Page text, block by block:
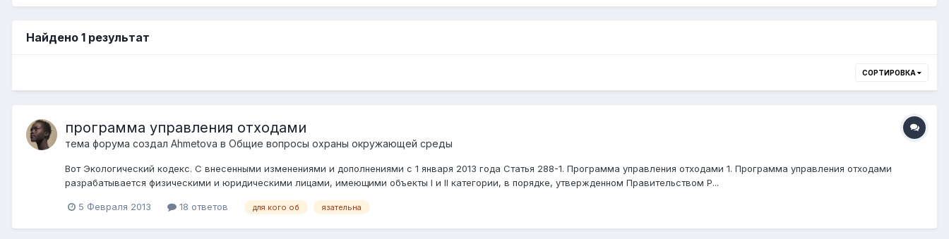
Найдено 1 результат
СОРТИРОВКА
программа управления отходами
тема форума создал Ahmetova в Общие вопросы охраны окружающей среды
Вот Экологический кодекс. С внесенными изменениями и дополнениями с 1 января 2013 года Статья 288-1. Программа управления отходами 1. Программа управления отходами
разрабатывается физическими и юридическими лицами, имеющими объекты I и II категории, в порядке, утвержденном Правительством Р...
5 Февраля 2013 18 ответов для кого об язательна